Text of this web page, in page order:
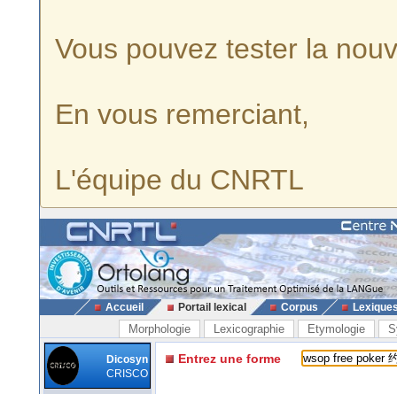
Vous pouvez tester la
En vous remerciant,
L'équipe du CNRTL
Accueil Portail lexical Corpus
Morphologie Lexicographie Etymologie
Dicosyn
CRISCO
Entrez une forme